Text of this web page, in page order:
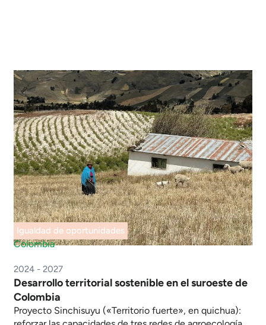
Igualdad de oportunidades
Colombia
2024 - 2027
Desarrollo territorial sostenible en el suroeste de
Colombia
Proyecto Sinchisuyu («Territorio fuerte», en quichua):